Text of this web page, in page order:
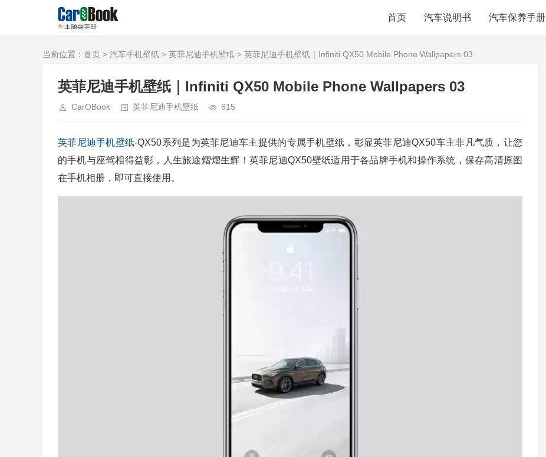
首页 汽车说明书 汽车保养手册
当前位置： 首页 > 汽车手机壁纸 > 英菲尼迪手机壁纸 > 英菲尼迪手机壁纸｜Infiniti QX50 Mobile Phone Wallpapers 03
英菲尼迪手机壁纸｜Infiniti QX50 Mobile Phone Wallpapers 03
CarOBook 英菲尼迪手机壁纸 615
英菲尼迪手机壁纸-QX50系列是为英菲尼迪车主提供的专属手机壁纸，彰显英菲尼迪QX50车主非凡气质，让您
的手机与座驾相得益彰，人生旅途熠熠生辉！英菲尼迪QX50壁纸适用于各品牌手机和操作系统，保存高清原图
在手机相册，即可直接使用。